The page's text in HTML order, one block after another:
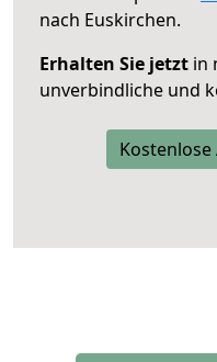
nach Euskirchen.
Erhalten Sie jetzt in
unverbindliche und